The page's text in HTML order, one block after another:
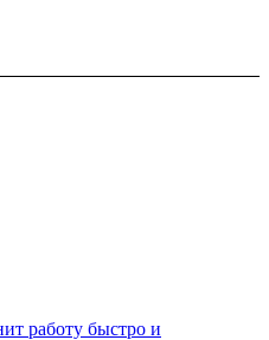
работу быстро и